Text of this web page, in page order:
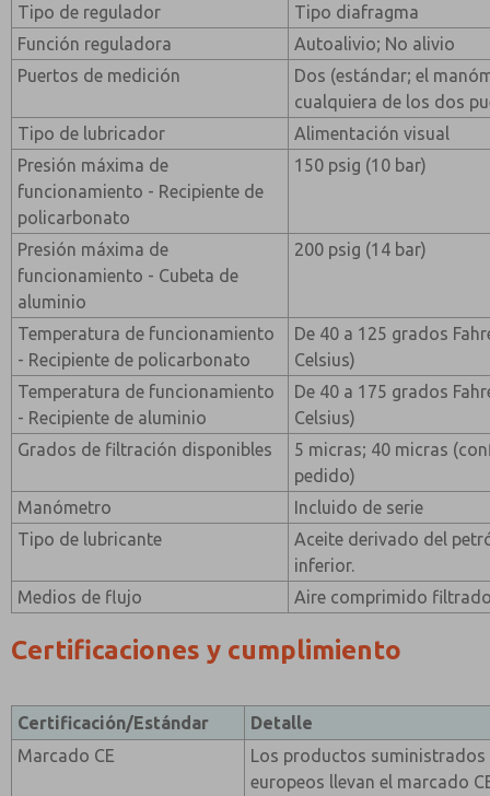
Tipo de regulador
Tipo diafragma
Función reguladora
Autoalivio; No alivio
Puertos de medición
Dos (estándar; el
cualquiera de los dos
Tipo de lubricador
Alimentación visual
Presión máxima de
funcionamiento - Recipiente de
policarbonato
150 psig (10 bar)
Presión máxima de
funcionamiento - Cubeta de
aluminio
200 psig (14 bar)
Temperatura de funcionamiento
- Recipiente de policarbonato
De 40 a 125 grados
Celsius)
Temperatura de funcionamiento
- Recipiente de aluminio
De 40 a 175 grados
Celsius)
Grados de filtración disponibles
5 micras; 40 micras
pedido)
Manómetro
Incluido de serie
Tipo de lubricante
Aceite derivado del
inferior.
Medios de flujo
Aire comprimido
Certificaciones y cumplimiento
Certificación/Estándar
Detalle
Marcado CE
Los productos suministrados
europeos llevan el marcado